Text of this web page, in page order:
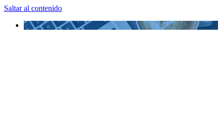
Saltar al contenido